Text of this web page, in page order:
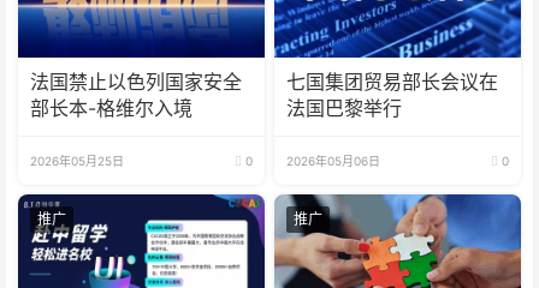
法国禁止以色列国家安全
部长本-格维尔入境
2026年05月25日 0
七国集团贸易部长会议在
法国巴黎举行
2026年05月06日 0
推广 推广